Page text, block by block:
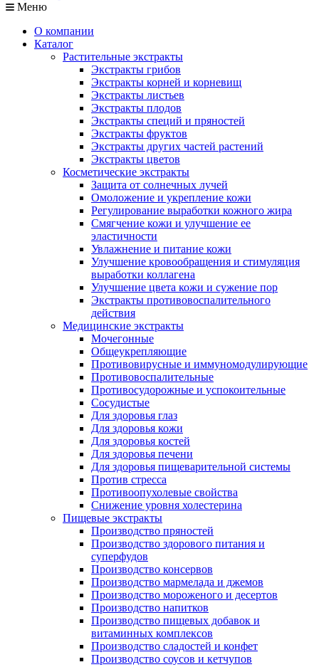
Меню
О компании
Каталог
Растительные экстракты
Экстракты грибов
Экстракты корней и корневищ
Экстракты листьев
Экстракты плодов
Экстракты специй и пряностей
Экстракты фруктов
Экстракты других частей растений
Экстракты цветов
Косметические экстракты
Защита от солнечных лучей
Омоложение и укрепление кожи
Регулирование выработки кожного жира
Смягчение кожи и улучшение ее
эластичности
Увлажнение и питание кожи
Улучшение кровообращения и стимуляция
выработки коллагена
Улучшение цвета кожи и сужение пор
Экстракты противовоспалительного
действия
Медицинские экстракты
Мочегонные
Общеукрепляющие
Противовирусные и иммуномодулирующие
Противовоспалительные
Противосудорожные и успокоительные
Сосудистые
Для здоровья глаз
Для здоровья кожи
Для здоровья костей
Для здоровья печени
Для здоровья пищеварительной системы
Против стресса
Противоопухолевые свойства
Снижение уровня холестерина
Пищевые экстракты
Производство пряностей
Производство здорового питания и
суперфудов
Производство консервов
Производство мармелада и джемов
Производство мороженого и десертов
Производство напитков
Производство пищевых добавок и
витаминных комплексов
Производство сладостей и конфет
Производство соусов и кетчупов